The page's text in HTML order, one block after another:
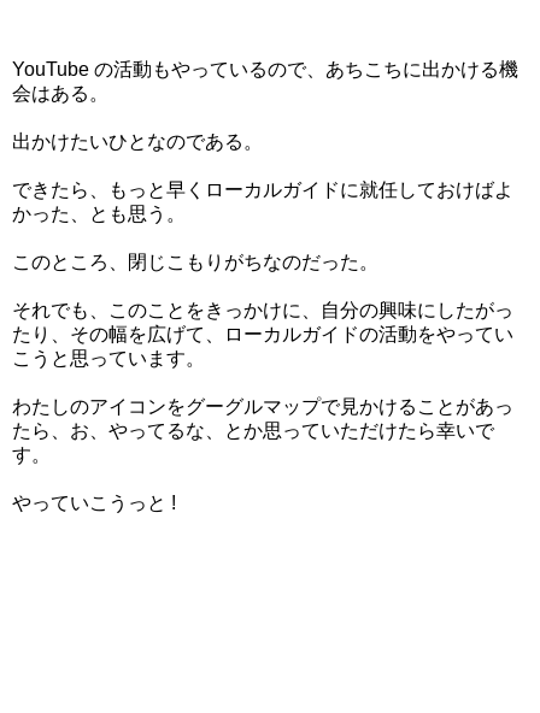
YouTube の活動もやっているので、あちこちに出かける機
会はある。
出かけたいひとなのである。
できたら、もっと早くローカルガイドに就任しておけばよ
かった、とも思う。
このところ、閉じこもりがちなのだった。
それでも、このことをきっかけに、自分の興味にしたがっ
たり、その幅を広げて、ローカルガイドの活動をやってい
こうと思っています。
わたしのアイコンをグーグルマップで見かけることがあっ
たら、お、やってるな、とか思っていただけたら幸いで
す。
やっていこうっと !